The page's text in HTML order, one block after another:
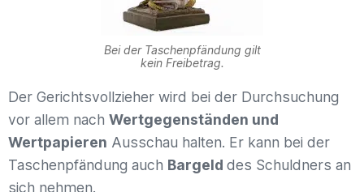
Bei der Taschenpfändung gilt
kein Freibetrag.
Der Gerichtsvollzieher wird bei der Durchsuchung
vor allem nach Wertgegenständen und
Wertpapieren Ausschau halten. Er kann bei der
Taschenpfändung auch Bargeld des Schuldners an
sich nehmen.